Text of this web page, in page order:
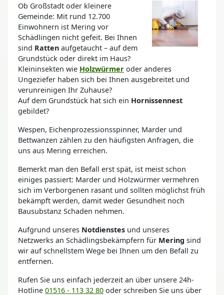
Ob Großstadt oder kleinere
Gemeinde: Mit rund 12.700
Einwohnern ist Mering vor
Schädlingen nicht gefeit. Bei Ihnen
sind Ratten aufgetaucht – auf dem
Grundstück oder direkt im Haus?
Kleininsekten wie Holzwürmer oder anderes
Ungeziefer haben sich bei Ihnen ausgebreitet und
verunreinigen Ihr Zuhause?
Auf dem Grundstück hat sich ein Hornissennest
gebildet?
Wespen, Eichenprozessionsspinner, Marder und
Bettwanzen zählen zu den häufigsten Anfragen, die
uns aus Mering erreichen.
Bemerkt man den Befall erst spät, ist meist schon
einiges passiert: Marder und Holzwürmer vermehren
sich im Verborgenen rasant und sollten möglichst früh
bekämpft werden, damit weder Gesundheit noch
Bausubstanz Schaden nehmen.
Aufgrund unseres Notdienstes und unseres
Netzwerks an Schädlingsbekämpfern für Mering sind
wir auf schnellstem Wege bei Ihnen um den Befall zu
entfernen.
Rufen Sie uns einfach jederzeit an über unsere 24h-
Hotline 01516 - 113 32 80 oder schreiben Sie uns über